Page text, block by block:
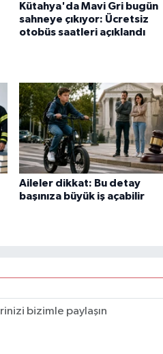
Kütahya'da Mavi Gri bugün
sahneye çıkıyor: Ücretsiz
otobüs saatleri açıklandı
Aileler dikkat: Bu detay
başınıza büyük iş açabilir